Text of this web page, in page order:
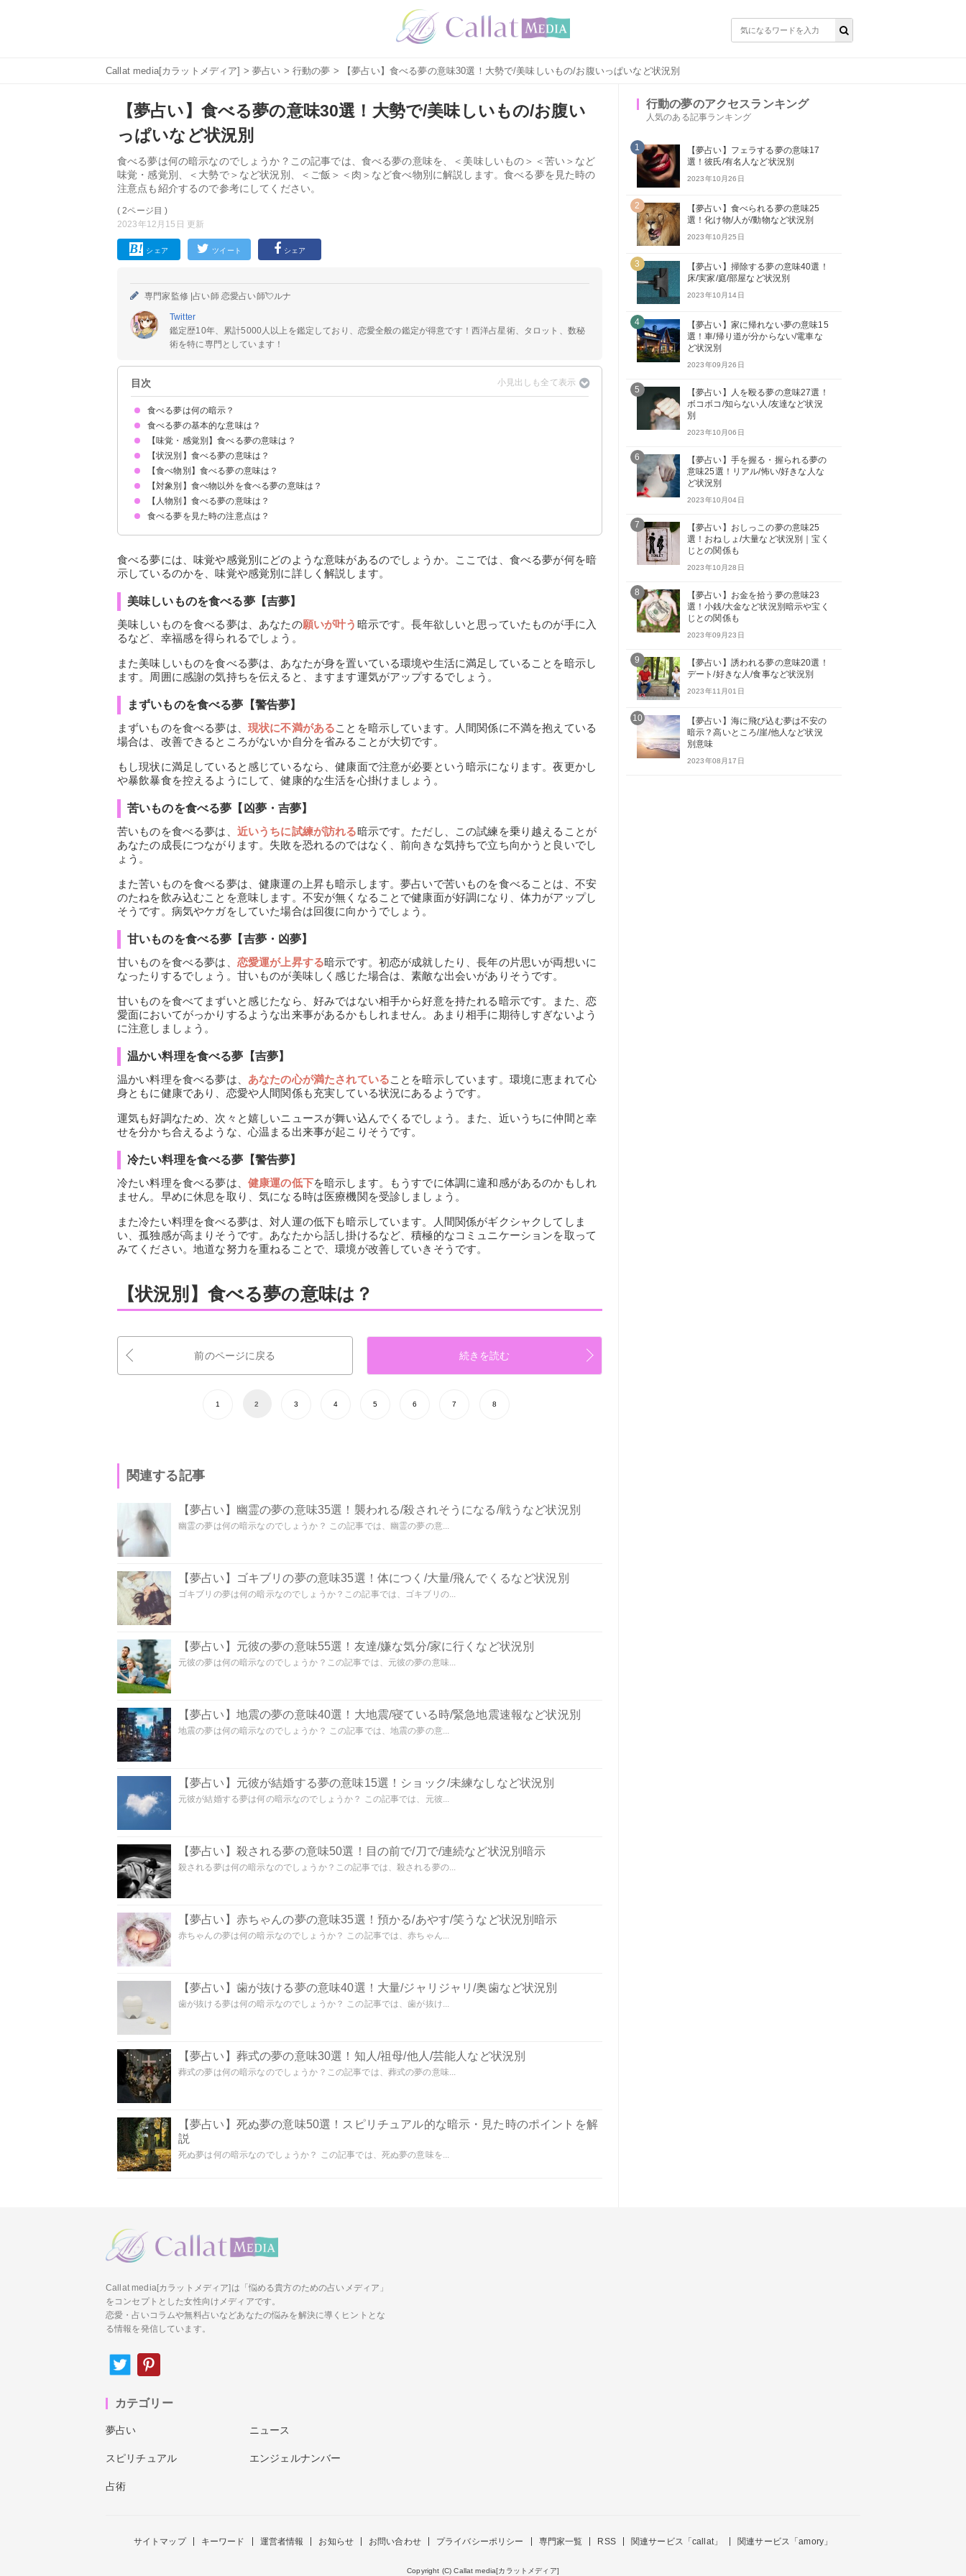
Callat media[カラットメディア] >夢占い > 行動の夢 > 【夢占い】食べる夢の意味30選！大勢で/美味しいもの/お腹いっぱいなど状況別
【夢占い】食べる夢の意味30選！大勢で/美味しいもの/お腹い
っぱいなど状況別
食べる夢は何の暗示なのでしょうか？この記事では、食べる夢の意味を、＜美味しいもの＞＜苦い＞など
味覚・感覚別、＜大勢で＞など状況別、＜ご飯＞＜肉＞など食べ物別に解説します。食べる夢を見た時の
注意点も紹介するので参考にしてください。
( 2ページ目 )
2023年12月15日 更新
シェア ツイート シェア
専門家監修 |占い師 恋愛占い師💘ルナ
Twitter
鑑定歴10年、累計5000人以上を鑑定しており、恋愛全般の鑑定が得意です！西洋占星術、タロット、数秘
術を特に専門としています！
目次
食べる夢は何の暗示？
食べる夢の基本的な意味は？
①エネルギーの象徴
②欲求の高まりを暗示
初夢で見たら運気に恵まれる暗示
状況によって意味が決まる
【味覚・感覚別】食べる夢の意味は？
美味しいものを食べる夢【吉夢】
まずいものを食べる夢【警告夢】
苦いものを食べる夢【凶夢・吉夢】
甘いものを食べる夢【吉夢・凶夢】
温かい料理を食べる夢【吉夢】
冷たい料理を食べる夢【警告夢】
【状況別】食べる夢の意味は？
お腹いっぱい食べる夢【吉夢】
大勢で食べる夢【吉夢】
手づかみで食べる夢【凶夢・警告夢】
隠れて食べる夢【警告夢】
【食べ物別】食べる夢の意味は？
ご飯を食べる夢【吉夢・警告夢】
パンを食べる夢【吉夢】
肉を食べる夢【吉夢・凶夢】
魚を食べる夢【吉夢・凶夢】
スイーツを食べる夢【吉夢・警告夢】
果物を食べる夢【吉夢】
野菜を食べる夢【吉夢・警告夢】
卵を食べる夢【吉夢】
カレーを食べる夢【吉夢・凶夢】
【対象別】食べ物以外を食べる夢の意味は？
人を食べる夢【吉夢】
虫を食べる夢【吉夢】
花を食べる夢【吉夢】
お金を食べる夢【警告夢】
うんちを食べる夢【吉夢】
【人物別】食べる夢の意味は？
友達と食べる夢【吉夢】
恋人と食べる夢【吉夢・警告夢】
家族と食べる夢【吉夢】
芸能人と食べる夢【吉夢】
異性と食べる夢【願望夢】
知らない人と食べる夢【吉夢】
食べる夢を見た時の注意点は？
食べる夢には、味覚や感覚別にどのような意味があるのでしょうか。ここでは、食べる夢が何を暗
示しているのかを、味覚や感覚別に詳しく解説します。
美味しいものを食べる夢【吉夢】
美味しいものを食べる夢は、あなたの願いが叶う 暗示です。長年欲しいと思っていたものが手に入
るなど、幸福感を得られるでしょう。
また美味しいものを食べる夢は、あなたが身を置いている環境や生活に満足していることを暗示し
ます。周囲に感謝の気持ちを伝えると、ますます運気がアップするでしょう。
まずいものを食べる夢【警告夢】
まずいものを食べる夢は、 現状に不満があることを暗示しています。人間関係に不満を抱えている
場合は、改善できるところがないか自分を省みることが大切です。
もし現状に満足していると感じているなら、健康面で注意が必要という暗示になります。夜更かし
や暴飲暴食を控えるようにして、健康的な生活を心掛けましょう。
苦いものを食べる夢【凶夢・吉夢】
苦いものを食べる夢は、 近いうちに試練が訪れる暗示です。ただし、この試練を乗り越えることが
あなたの成長につながります。失敗を恐れるのではなく、前向きな気持ちで立ち向かうと良いでし
ょう。
また苦いものを食べる夢は、健康運の上昇も暗示します。夢占いで苦いものを食べることは、不安
のたねを飲み込むことを意味します。不安が無くなることで健康面が好調になり、体力がアップし
そうです。病気やケガをしていた場合は回復に向かうでしょう。
甘いものを食べる夢【吉夢・凶夢】
甘いものを食べる夢は、 恋愛運が上昇する暗示です。初恋が成就したり、長年の片思いが両想いに
なったりするでしょう。甘いものが美味しく感じた場合は、素敵な出会いがありそうです。
甘いものを食べてまずいと感じたなら、好みではない相手から好意を持たれる暗示です。また、恋
愛面においてがっかりするような出来事があるかもしれません。あまり相手に期待しすぎないよう
に注意しましょう。
温かい料理を食べる夢【吉夢】
温かい料理を食べる夢は、 あなたの心が満たされていることを暗示しています。環境に恵まれて心
身ともに健康であり、恋愛や人間関係も充実している状況にあるようです。
運気も好調なため、次々と嬉しいニュースが舞い込んでくるでしょう。また、近いうちに仲間と幸
せを分かち合えるような、心温まる出来事が起こりそうです。
冷たい料理を食べる夢【警告夢】
冷たい料理を食べる夢は、 健康運の低下を暗示します。もうすでに体調に違和感があるのかもしれ
ません。早めに休息を取り、気になる時は医療機関を受診しましょう。
また冷たい料理を食べる夢は、対人運の低下も暗示しています。人間関係がギクシャクしてしま
い、孤独感が高まりそうです。あなたから話し掛けるなど、積極的なコミュニケーションを取って
みてください。地道な努力を重ねることで、環境が改善していきそうです。
【状況別】食べる夢の意味は？
前のページに戻る 続きを読む
1 2 3 4 5 6 7 8
関連する記事
【夢占い】幽霊の夢の意味35選！襲われる/殺されそうになる/戦うなど状況別
幽霊の夢は何の暗示なのでしょうか？ この記事では、幽霊の夢の意...
【夢占い】ゴキブリの夢の意味35選！体につく/大量/飛んでくるなど状況別
ゴキブリの夢は何の暗示なのでしょうか？この記事では、ゴキブリの...
【夢占い】元彼の夢の意味55選！友達/嫌な気分/家に行くなど状況別
元彼の夢は何の暗示なのでしょうか？この記事では、元彼の夢の意味...
【夢占い】地震の夢の意味40選！大地震/寝ている時/緊急地震速報など状況別
地震の夢は何の暗示なのでしょうか？ この記事では、地震の夢の意...
【夢占い】元彼が結婚する夢の意味15選！ショック/未練なしなど状況別
元彼が結婚する夢は何の暗示なのでしょうか？ この記事では、元彼...
【夢占い】殺される夢の意味50選！目の前で/刀で/連続など状況別暗示
殺される夢は何の暗示なのでしょうか？この記事では、殺される夢の...
【夢占い】赤ちゃんの夢の意味35選！預かる/あやす/笑うなど状況別暗示
赤ちゃんの夢は何の暗示なのでしょうか？ この記事では、赤ちゃん...
【夢占い】歯が抜ける夢の意味40選！大量/ジャリジャリ/奥歯など状況別
歯が抜ける夢は何の暗示なのでしょうか？ この記事では、歯が抜け...
【夢占い】葬式の夢の意味30選！知人/祖母/他人/芸能人など状況別
葬式の夢は何の暗示なのでしょうか？この記事では、葬式の夢の意味...
【夢占い】死ぬ夢の意味50選！スピリチュアル的な暗示・見た時のポイントを解
説
死ぬ夢は何の暗示なのでしょうか？ この記事では、死ぬ夢の意味を...
行動の夢のアクセスランキング
人気のある記事ランキング
1
【夢占い】フェラする夢の意味17
選！彼氏/有名人など状況別
2023年10月26日
2
【夢占い】食べられる夢の意味25
選！化け物/人が/動物など状況別
2023年10月25日
3
【夢占い】掃除する夢の意味40選！
床/実家/庭/部屋など状況別
2023年10月14日
4
【夢占い】家に帰れない夢の意味15
選！車/帰り道が分からない/電車な
ど状況別
2023年09月26日
5
【夢占い】人を殴る夢の意味27選！
ボコボコ/知らない人/友達など状況
別
2023年10月06日
6
【夢占い】手を握る・握られる夢の
意味25選！リアル/怖い/好きな人な
ど状況別
2023年10月04日
7
【夢占い】おしっこの夢の意味25
選！おねしょ/大量など状況別｜宝く
じとの関係も
2023年10月28日
8
【夢占い】お金を拾う夢の意味23
選！小銭/大金など状況別暗示や宝く
じとの関係も
2023年09月23日
9
【夢占い】誘われる夢の意味20選！
デート/好きな人/食事など状況別
2023年11月01日
10
【夢占い】海に飛び込む夢は不安の
暗示？高いところ/崖/他人など状況
別意味
2023年08月17日
Callat media[カラットメディア]は「悩める貴方のための占いメディア」
をコンセプトとした女性向けメディアです。
恋愛・占いコラムや無料占いなどあなたの悩みを解決に導くヒントとな
る情報を発信しています。
カテゴリー
夢占い ニュース
スピリチュアル エンジェルナンバー
占術
サイトマップ キーワード 運営者情報 お知らせ お問い合わせ プライバシーポリシー 専門家一覧 RSS 関連サービス「callat」 関連サービス「amory」
Copyright (C) Callat media[カラットメディア]